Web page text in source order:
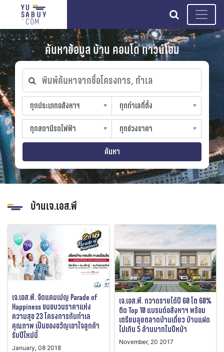
search
ค้นหาข้อมูล บ้าน คอนโด ทาวน์โฮม
พิมพ์ค้นหาจากชื่อโครงการ, ทำเล
ทุกประเภทอสังหาฯ
ทุกประเภทอสังหาฯ
sproperty
ทุกทำเลที่ตั้ง
ทุกทำเลที่ตั้ง
slocation
ทุกสถานีรถไฟฟ้า
ทุกสถานีรถไฟฟ้า
strain-station
ทุกช่วงราคา
ทุกช่วงราคา
sprice
ค้นหา
บ้านเจ.เอส.พี
เจ.เอส.พี. จัดแคมเปญ Parade of
Happiness ขนขบวนราคาแห่ง
ความสุข 23 โครงการกับทำเล
คุณภาพ เป็นของขวัญเอาใจลูกค้า
รับปีใหม่นี้
January, 08 2018
เจ.เอส.พี. กวาดรายได้ปี 60 โต 60%
ติด Top 10 แบรนด์อสังหาฯ พร้อม
เตรียมลุยตลาดบ้านเดี่ยว บ้านแฝด
ไม่เกิน 5 ล้านบาทในปีหน้า
November, 20 2017